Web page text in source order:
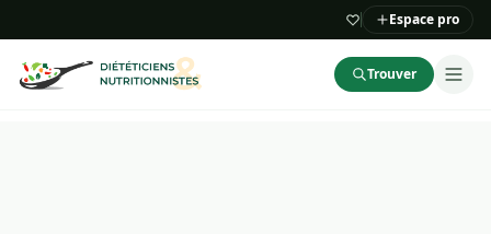
Espace pro
Trouver